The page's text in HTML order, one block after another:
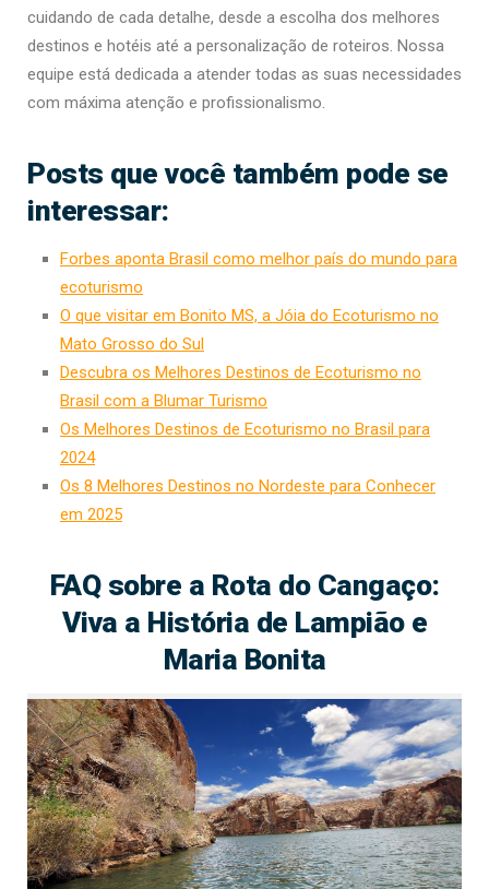
cuidando de cada detalhe, desde a escolha dos melhores
destinos e hotéis até a personalização de roteiros. Nossa
equipe está dedicada a atender todas as suas necessidades
com máxima atenção e profissionalismo.
Posts que você também pode se
interessar:
Forbes aponta Brasil como melhor país do mundo para
ecoturismo
O que visitar em Bonito MS, a Jóia do Ecoturismo no
Mato Grosso do Sul
Descubra os Melhores Destinos de Ecoturismo no
Brasil com a Blumar Turismo
Os Melhores Destinos de Ecoturismo no Brasil para
2024
Os 8 Melhores Destinos no Nordeste para Conhecer
em 2025
FAQ sobre a Rota do Cangaço:
Viva a História de Lampião e
Maria Bonita